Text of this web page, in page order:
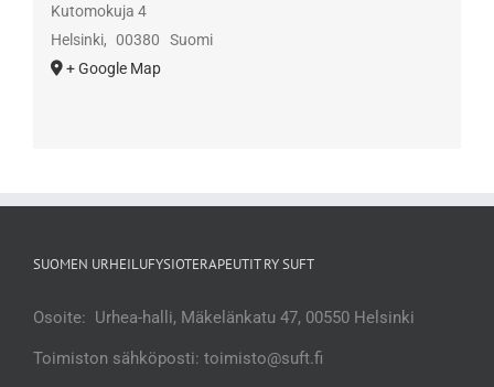
Kutomokuja 4
Helsinki, 00380
Suomi
+ Google Map
SUOMEN URHEILUFYSIOTERAPEUTIT RY SUFT
Osoite: Urhea-halli, Mäkelänkatu 47, 00550 Helsinki
Toimiston sähköposti: toimisto@suft.fi